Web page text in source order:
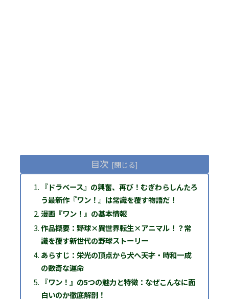
目次
『ドラベース』の興奮、再び！むぎわらしんたろ
う最新作『ワン！』は常識を覆す物語だ！
漫画『ワン！』の基本情報
作品概要：野球×異世界転生×アニマル！？常
識を覆す新世代の野球ストーリー
あらすじ：栄光の頂点から犬へ――天才・時和一成
の数奇な運命
『ワン！』の5つの魅力と特徴：なぜこんなに面
白いのか徹底解剖！